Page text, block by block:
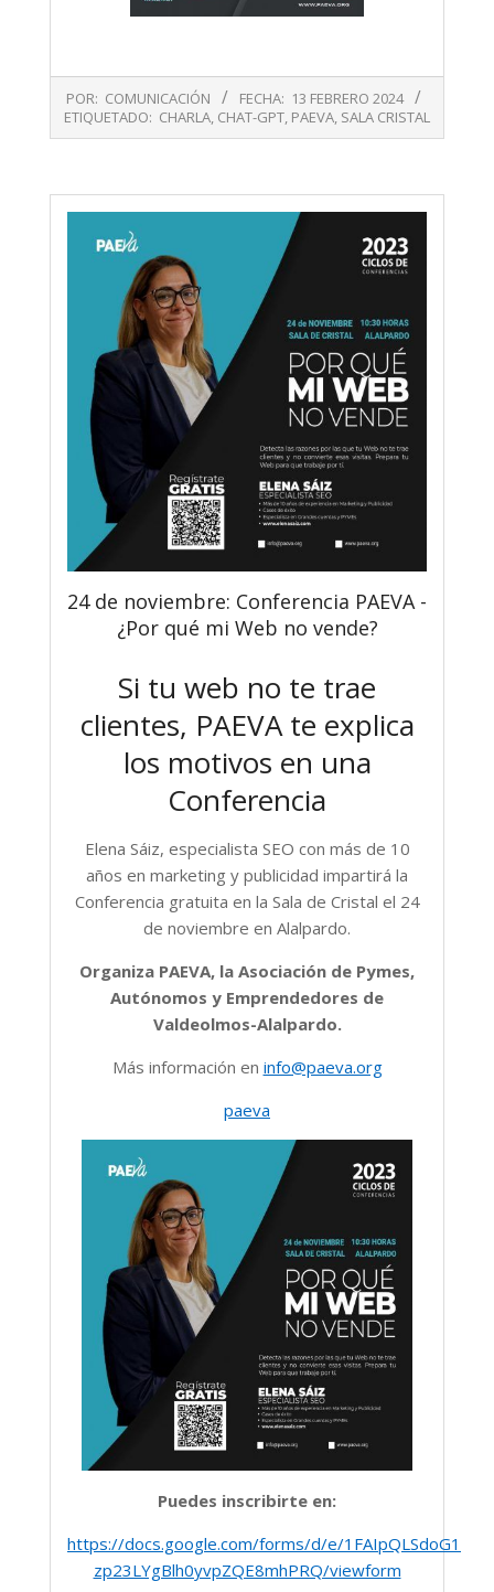
02-
13
POR: COMUNICACIÓN FECHA: 13 FEBRERO 2024
ETIQUETADO: CHARLA, CHAT-GPT, PAEVA, SALA CRISTAL
24 de noviembre: Conferencia PAEVA -
¿Por qué mi Web no vende?
Si tu web no te trae
clientes, PAEVA te explica
los motivos en una
Conferencia
Elena Sáiz, especialista SEO con más de 10
años en marketing y publicidad impartirá la
Conferencia gratuita en la Sala de Cristal el 24
de noviembre en Alalpardo.
Organiza PAEVA, la Asociación de Pymes,
Autónomos y Emprendedores de
Valdeolmos-Alalpardo.
Más información en info@paeva.org
paeva
Puedes inscribirte en:
https://docs.google.com/forms/d/e/
zp23LYgBlh0yvpZQE8mhPRQ/viewform